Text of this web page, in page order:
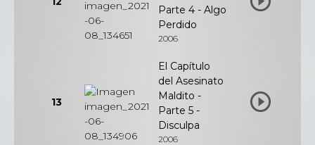
Parte 4 - Algo
Perdido
2006
13
El Capítulo
del Asesinato
Maldito -
Parte 5 -
Disculpa
2006